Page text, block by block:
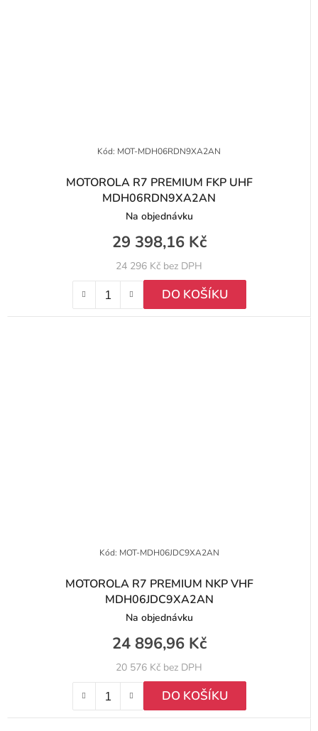
MOTOROLA R7 PREMIUM FKP UHF
MDH06RDN9XA2AN
Na objednávku
24 296 Kč bez DPH
29 398,16 Kč
DO KOŠÍKU
Kód: MOT-MDH06RDN9XA2AN
MOTOROLA R7 PREMIUM NKP VHF
MDH06JDC9XA2AN
Na objednávku
20 576 Kč bez DPH
24 896,96 Kč
DO KOŠÍKU
Kód: MOT-MDH06JDC9XA2AN